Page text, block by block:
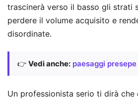
trascinerà verso il basso gli strati
perdere il volume acquisito e
disordinate.
👉 Vedi anche: paesaggi
Un professionista serio ti dirà